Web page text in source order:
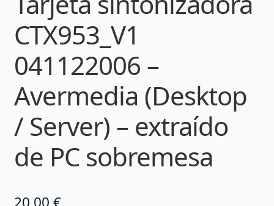
CTX953_V1
041122006 –
Avermedia (Desktop
/ Server) – extraído
de PC sobremesa